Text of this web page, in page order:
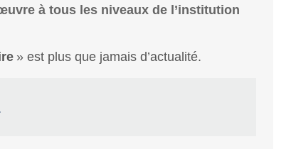
à tous les niveaux de l’institution
» est plus que jamais d’actualité.